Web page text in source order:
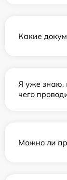
Какие
Я уже знаю,
чего
Можно ли